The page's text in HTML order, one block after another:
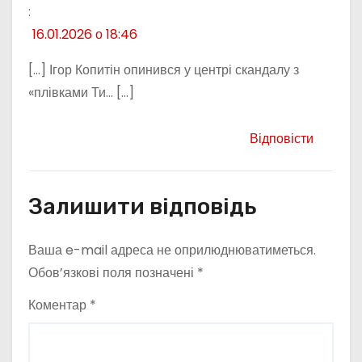
:
16.01.2026 о 18:46
[…] Ігор Копитін опинився у центрі скандалу з
«плівками Ти… […]
Відповісти
Залишити відповідь
Ваша e-mail адреса не оприлюднюватиметься.
Обов’язкові поля позначені *
Коментар *